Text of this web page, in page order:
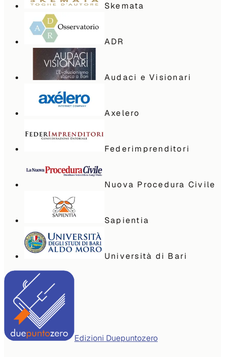
Skemata
ADR
Audaci e Visionari
Axelero
Federimprenditori
Nuova Procedura Civile
Sapientia
Università di Bari
Edizioni Duepuntozero